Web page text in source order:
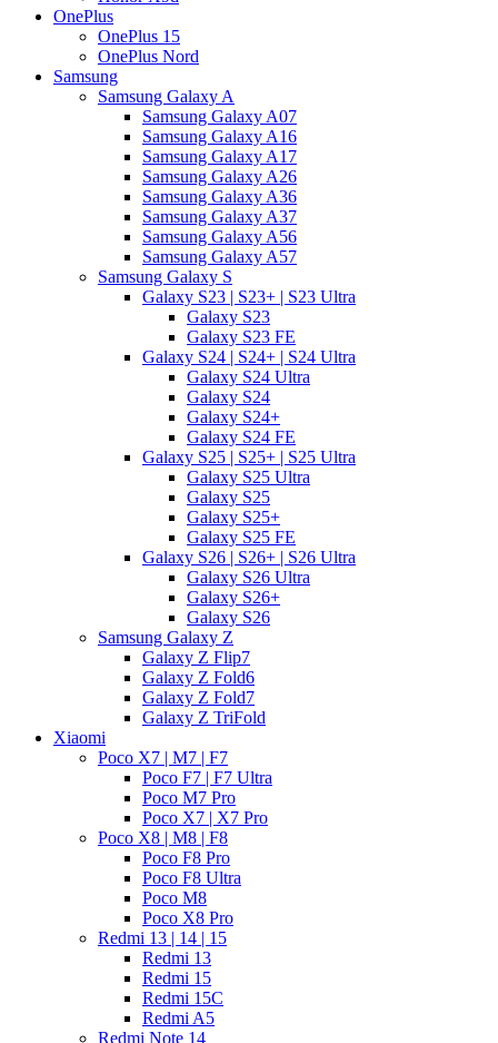
OnePlus
OnePlus 15
OnePlus Nord
Samsung
Samsung Galaxy A
Samsung Galaxy A07
Samsung Galaxy A16
Samsung Galaxy A17
Samsung Galaxy A26
Samsung Galaxy A36
Samsung Galaxy A37
Samsung Galaxy A56
Samsung Galaxy A57
Samsung Galaxy S
Galaxy S23 | S23+ | S23 Ultra
Galaxy S23
Galaxy S23 FE
Galaxy S24 | S24+ | S24 Ultra
Galaxy S24 Ultra
Galaxy S24
Galaxy S24+
Galaxy S24 FE
Galaxy S25 | S25+ | S25 Ultra
Galaxy S25 Ultra
Galaxy S25
Galaxy S25+
Galaxy S25 FE
Galaxy S26 | S26+ | S26 Ultra
Galaxy S26 Ultra
Galaxy S26+
Galaxy S26
Samsung Galaxy Z
Galaxy Z Flip7
Galaxy Z Fold6
Galaxy Z Fold7
Galaxy Z TriFold
Xiaomi
Poco X7 | M7 | F7
Poco F7 | F7 Ultra
Poco M7 Pro
Poco X7 | X7 Pro
Poco X8 | M8 | F8
Poco F8 Pro
Poco F8 Ultra
Poco M8
Poco X8 Pro
Redmi 13 | 14 | 15
Redmi 13
Redmi 15
Redmi 15C
Redmi A5
Redmi Note 14